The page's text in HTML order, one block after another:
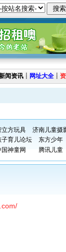
闻资讯 ┊ 网址大全 ┊
立方玩具
济南儿童摄
子育儿论坛
东方少年
国神童网 腾讯儿童